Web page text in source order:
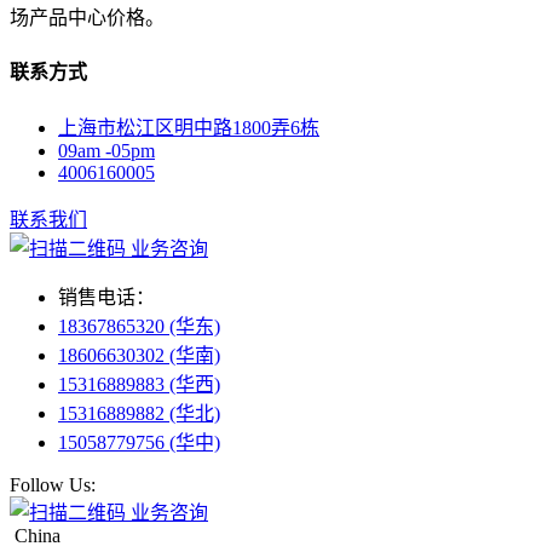
场产品中心价格。
联系方式
上海市松江区明中路1800弄6栋
09am -05pm
4006160005
联系我们
业务咨询
销售电话：
18367865320 (华东)
18606630302 (华南)
15316889883 (华西)
15316889882 (华北)
15058779756 (华中)
Follow Us:
业务咨询
China